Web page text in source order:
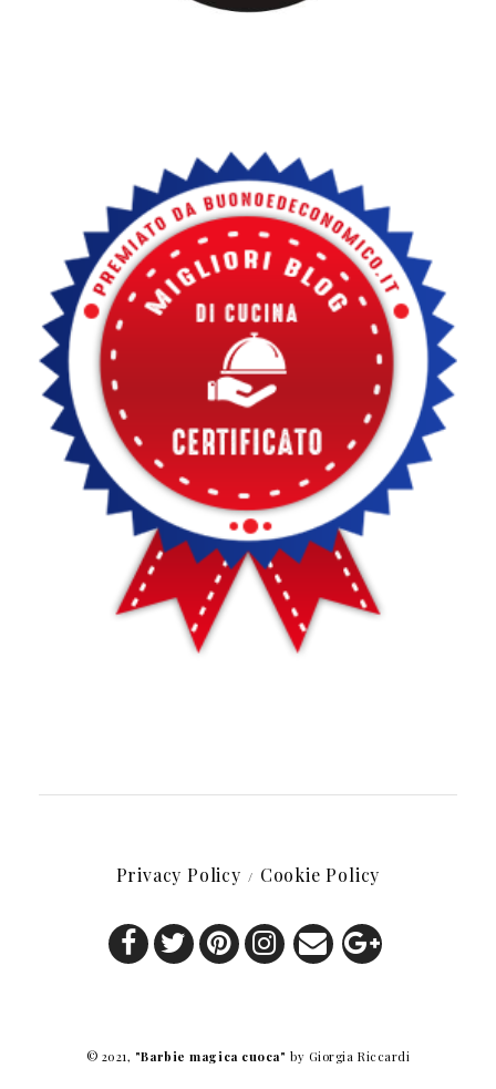
Privacy Policy Cookie Policy
© 2021, "Barbie magica cuoca" by Giorgia Riccardi